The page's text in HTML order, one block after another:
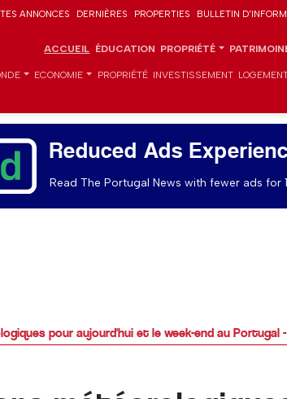
ANNONCES DERNIÈRES PROPERTIES BULLETIN
ACCUEIL ÉDUCATION PROPRIÉTÉ
ECONOMIE PROPRIÉTÉ INVESTISSEMENT
Reduced Ads
Read The Portugal News with fewer ads
pour aujourd'hui et le week-end au Portugal